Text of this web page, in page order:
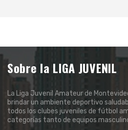
Sobre la LIGA JUVENIL
La Liga Juvenil Amateur de
brindar un ambiente deportivo
todos los clubes juveniles de fútbol
categorías tanto de equipos